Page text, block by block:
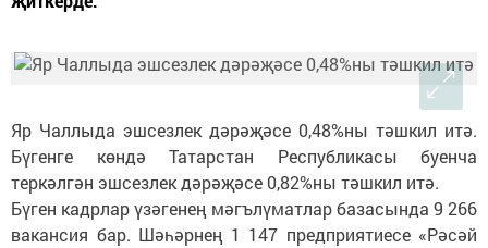
Яр Чаллыда эшсезлек дәрәҗәсе 0,48%ны тәшкил итә.
Бүгенге көндә Татарстан Республикасы буенча
теркәлгән эшсезлек дәрәҗәсе 0,82%ны тәшкил итә.
Бүген кадрлар үзәгенең мәгълүматлар базасында 9 266
вакансия бар. Шәһәрнең 1 147 предприятиесе «Рәсәй